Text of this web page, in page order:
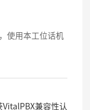
使用本工位话机
兼容性认证